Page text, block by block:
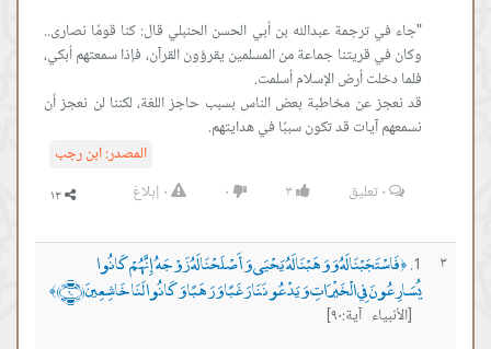
"جاء في ترجمة عبدالله بن أبي الحسن الحنبلي قال: كنا قومًا نصارى..
وكان في قريتنا جماعة من المسلمين يقرؤون القرآن، فإذا سمعتهم أبكي،
قد نعجز عن مخاطبة بعض الناس بسبب حاجز اللغة، لكننا لن نعجز أن
نسمعهم آيات قد تكون سببًا في هدايتهم.
المصدر:ابن رجب
٠تعليق ٣ ٠ ٠ إبلاغ
٣ ﴿فَاسْتَجَبْنَا لَهُ وَوَهَبْنَا لَهُ يَحْيَى وَأَصْلَحْنَا لَهُ زَوْجَهُ إِنَّهُمْ كَانُوا
يُسَارِعُونَ فِي الْخَيْرَاتِ وَيَدْعُونَنَا رَغَبًا وَرَهَبًا وَكَانُوا لَنَا خَاشِعِينَ ﴿٩٠﴾ ﴾
[الأنبياء آية:٩٠]